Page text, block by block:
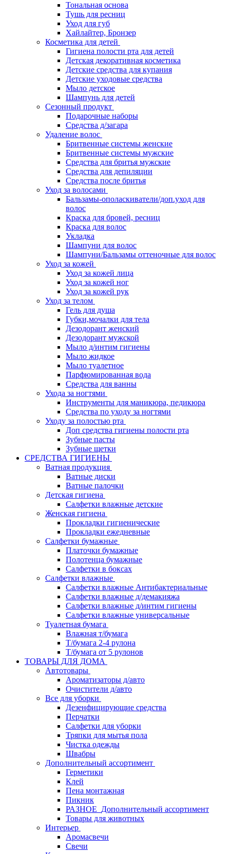
Тональная основа
Тушь для ресниц
Уход для губ
Хайлайтер, Бронзер
Косметика для детей
Гигиена полости рта для детей
Детская декоративная косметика
Детские средства для купания
Детские уходовые средства
Мыло детское
Шампунь для детей
Сезонный продукт
Подарочные наборы
Средства д/загара
Удаление волос
Бритвенные системы женские
Бритвенные системы мужские
Средства для бритья мужские
Средства для депиляции
Средства после бритья
Уход за волосами
Бальзамы-ополаскиватели/доп.уход для
волос
Краска для бровей, ресниц
Краска для волос
Укладка
Шампуни для волос
Шампуни/Бальзамы оттеночные для волос
Уход за кожей
Уход за кожей лица
Уход за кожей ног
Уход за кожей рук
Уход за телом
Гель для душа
Губки,мочалки для тела
Дезодорант женский
Дезодорант мужской
Мыло д/интим гигиены
Мыло жидкое
Мыло туалетное
Парфюмированная вода
Средства для ванны
Ухода за ногтями
Инструменты для маникюра, педикюра
Средства по уходу за ногтями
Уходу за полостью рта
Доп средства гигиены полости рта
Зубные пасты
Зубные щетки
СРЕДСТВА ГИГИЕНЫ
Ватная продукция
Ватные диски
Ватные палочки
Детская гигиена
Салфетки влажные детские
Женская гигиена
Прокладки гигиенические
Прокладки ежедневные
Салфетки бумажные
Платочки бумажные
Полотенца бумажные
Салфетки в боксах
Салфетки влажные
Салфетки влажные Антибактериальные
Салфетки влажные д/демакияжа
Салфетки влажные д/интим гигиены
Салфетки влажные универсальные
Туалетная бумага
Влажная т/бумага
Т/бумага 2-4 рулона
Т/бумага от 5 рулонов
ТОВАРЫ ДЛЯ ДОМА
Автотовары
Ароматизаторы д/авто
Очистители д/авто
Все для уборки
Дезенфицирующие средства
Перчатки
Салфетки для уборки
Тряпки для мытья пола
Чистка одежды
Швабры
Дополнительный ассортимент
Герметики
Клей
Пена монтажная
Пикник
РАЗНОЕ_Дополнительный ассортимент
Товары для животных
Интерьер
Аромасвечи
Свечи